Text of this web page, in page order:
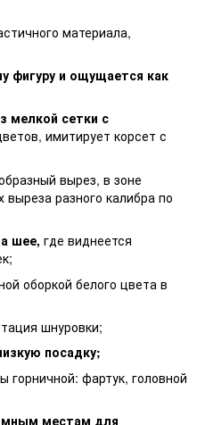
материала,
фигуру и ощущается как
мелкой сетки с
имитирует корсет с
вырез, в зоне
выреза разного калибра по
шее, где виднеется
оборкой белого цвета в
шнуровки;
посадку;
горничной: фартук, головной
местам для